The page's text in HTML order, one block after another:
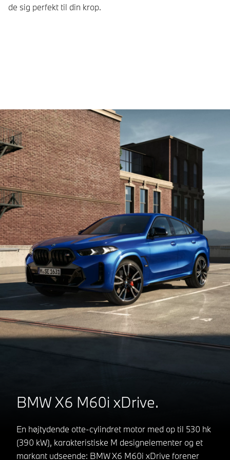
de sig perfekt til din krop.
BMW X6 M60i xDrive.
En højtydende otte-cylindret motor med op til 530 hk
(390 kW), karakteristiske M designelementer og et
markant udseende: BMW X6 M60i xDrive forener